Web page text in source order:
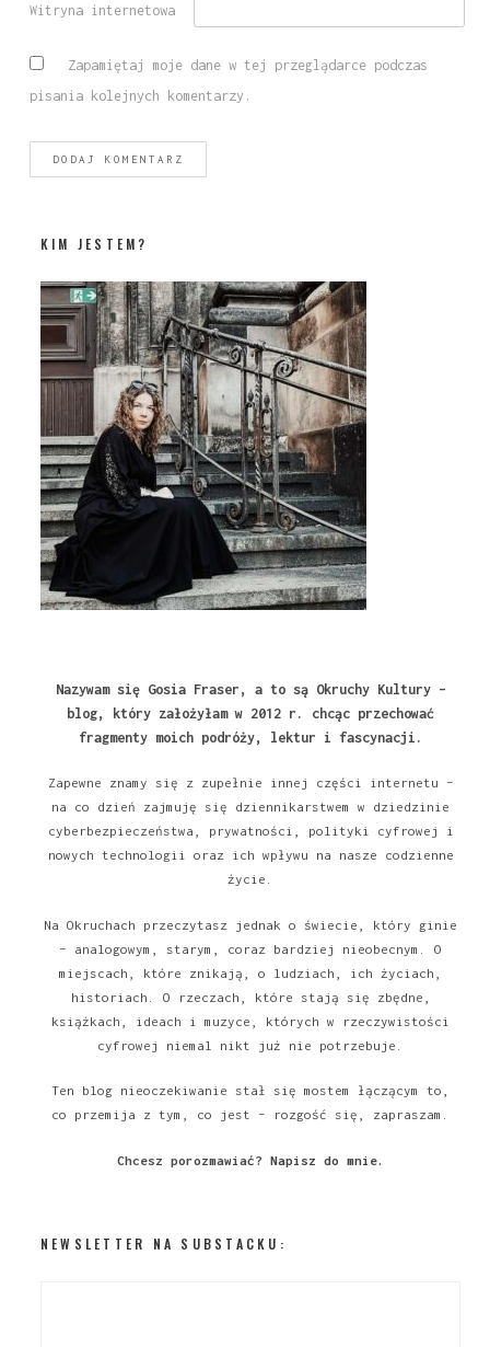
Witryna internetowa
Zapamiętaj moje dane w tej przeglądarce podczas
pisania kolejnych komentarzy.
KIM JESTEM?
Nazywam się Gosia Fraser, a to są Okruchy Kultury –
blog, który założyłam w 2012 r. chcąc przechować
fragmenty moich podróży, lektur i fascynacji.
Zapewne znamy się z zupełnie innej części internetu –
na co dzień zajmuję się dziennikarstwem w dziedzinie
cyberbezpieczeństwa, prywatności, polityki cyfrowej i
nowych technologii oraz ich wpływu na nasze codzienne
życie.
Na Okruchach przeczytasz jednak o świecie, który ginie
– analogowym, starym, coraz bardziej nieobecnym. O
miejscach, które znikają, o ludziach, ich życiach,
historiach. O rzeczach, które stają się zbędne,
książkach, ideach i muzyce, których w rzeczywistości
cyfrowej niemal nikt już nie potrzebuje.
Ten blog nieoczekiwanie stał się mostem łączącym to,
co przemija z tym, co jest – rozgość się, zapraszam.
Chcesz porozmawiać? Napisz do mnie.
NEWSLETTER NA SUBSTACKU: